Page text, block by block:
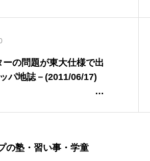
ーの問題が東大仕様で出
パ地誌－(2011/06/17)
の塾・習い事・学童